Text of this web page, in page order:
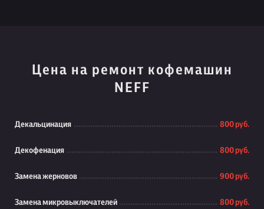
Цена на ремонт кофемашин
NEFF
Декальцинация 800 руб.
Декофенация 800 руб.
Замена жерновов 900 руб.
Замена микровыключателей 800 руб.